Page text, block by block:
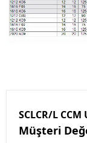
SCLCR/L CCM
Müşteri